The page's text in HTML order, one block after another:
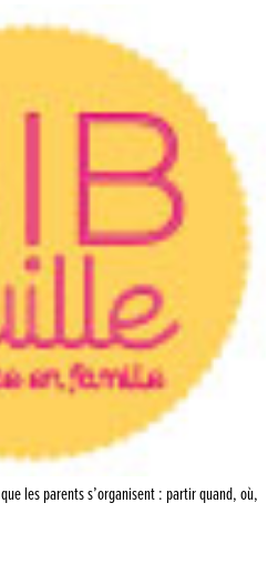
les parents s’organisent : partir quand, où,